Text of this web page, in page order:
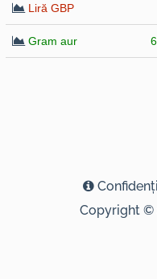
Liră GBP
Gram aur
Copyright ©